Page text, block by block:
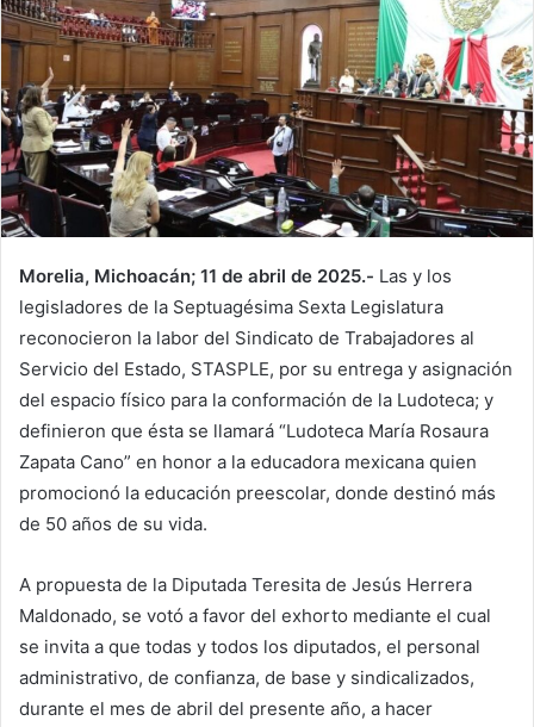
Morelia, Michoacán; 11 de abril de 2025.- Las y los
legisladores de la Septuagésima Sexta Legislatura
reconocieron la labor del Sindicato de Trabajadores al
Servicio del Estado, STASPLE, por su entrega y asignación
del espacio físico para la conformación de la Ludoteca; y
definieron que ésta se llamará “Ludoteca María Rosaura
Zapata Cano” en honor a la educadora mexicana quien
promocionó la educación preescolar, donde destinó más
de 50 años de su vida.
A propuesta de la Diputada Teresita de Jesús Herrera
Maldonado, se votó a favor del exhorto mediante el cual
se invita a que todas y todos los diputados, el personal
administrativo, de confianza, de base y sindicalizados,
durante el mes de abril del presente año, a hacer